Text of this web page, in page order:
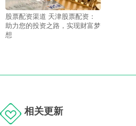
股票配资渠道 天津股票配资：
助力您的投资之路，实现财富梦
想
相关更新